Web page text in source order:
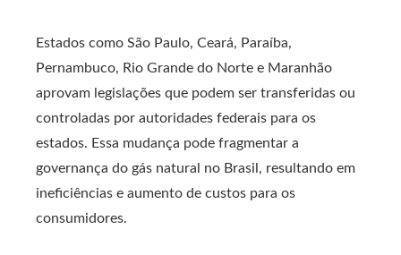
Estados como São Paulo, Ceará, Paraíba,
Pernambuco, Rio Grande do Norte e Maranhão
aprovam legislações que podem ser transferidas ou
controladas por autoridades federais para os
estados. Essa mudança pode fragmentar a
governança do gás natural no Brasil, resultando em
ineficiências e aumento de custos para os
consumidores.